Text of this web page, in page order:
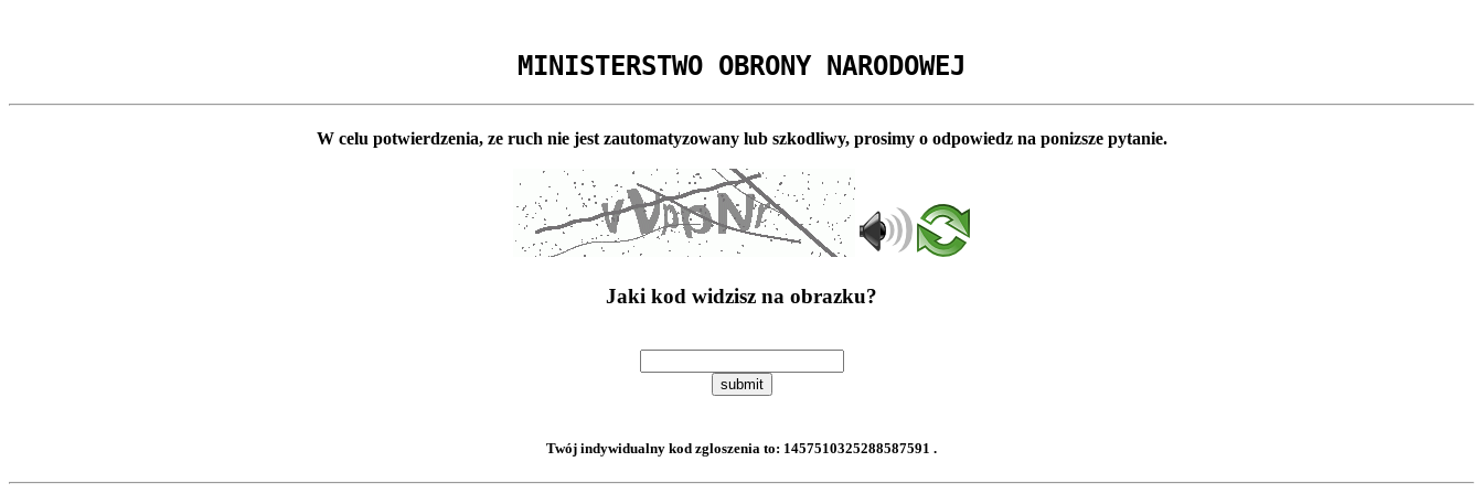
MINISTERSTWO OBRONY NARODOWEJ
W celu potwierdzenia, ze ruch nie jest zautomatyzowany lub szkodliwy, prosimy o odpowiedz na ponizsze pytanie.
Jaki kod widzisz na obrazku?
submit
Twój indywidualny kod zgloszenia to: 1457510325288587591 .